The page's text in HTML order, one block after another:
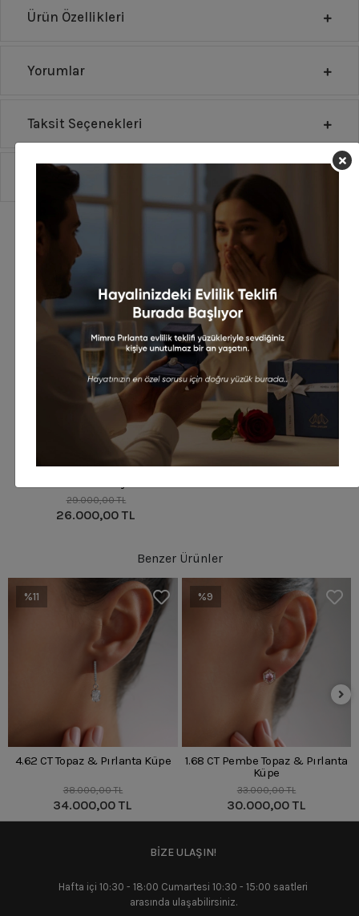
Ürün Özellikleri
Yorumlar
Taksit Seçenekleri
Sipariş Ve Teslimat
Görünümünü Tamamla!
Bu setin diğer ürünlerini incele!
0.61 CT Damla Yakut &
29.000,00 TL
26.000,00 TL
Benzer Ürünler
%11
4.62 CT Topaz & Pırlanta Küpe
38.000,00 TL
34.000,00 TL
%9
1.68 CT Pembe Topaz & Pırlanta
Küpe
33.000,00 TL
30.000,00 TL
BİZE ULAŞIN!
Hafta içi 10:30 - 18:00 Cumartesi 10:30 - 15:00 saatleri
arasında ulaşabilirsiniz.